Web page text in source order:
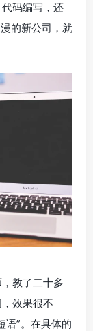
码编写，还
的新公司，就
教了二十多
效果很不
语”。在具体的